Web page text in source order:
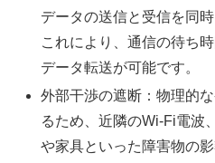
データの送信と受信を同
これにより、通信の待ち
データ転送が可能です。
外部干渉の遮断：物理的
るため、近隣のWi-Fi電波
や家具といった障害物の